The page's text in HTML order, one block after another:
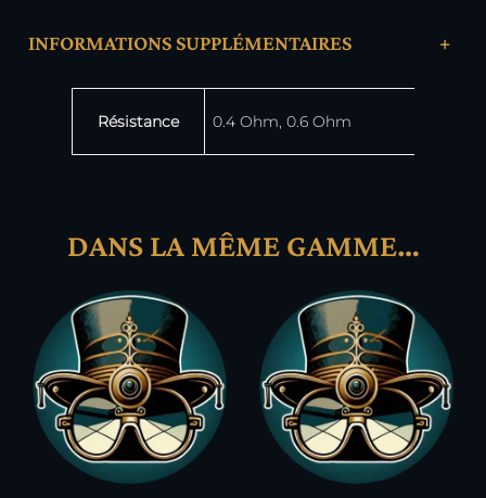
INFORMATIONS SUPPLÉMENTAIRES +
Résistance
0.4 Ohm, 0.6 Ohm
DANS LA MÊME GAMME…